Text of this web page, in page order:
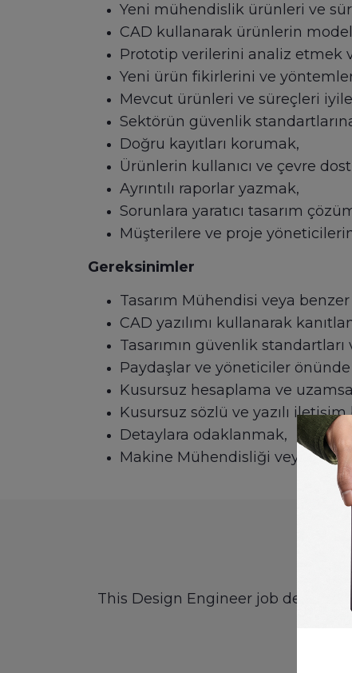
Yeni mühendislik ürünleri ve
CAD kullanarak ürünlerin
Prototip verilerini analiz etmek
Yeni ürün fikirlerini ve
Mevcut ürünleri ve süreçleri
Sektörün güvenlik
Doğru kayıtları korumak,
Ürünlerin kullanıcı ve çevre
Ayrıntılı raporlar yazmak,
Sorunlara yaratıcı tasarım
Müşterilere ve proje
Gereksinimler
Tasarım Mühendisi veya
CAD yazılımı kullanarak
Tasarımın güvenlik
Paydaşlar ve yöneticiler
Kusursuz hesaplama ve
Kusursuz sözlü ve yazılı iletişim
Detaylara odaklanmak,
Makine Mühendisliği veya
This Design Engineer job